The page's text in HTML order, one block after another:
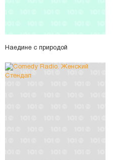
Наедине с природой